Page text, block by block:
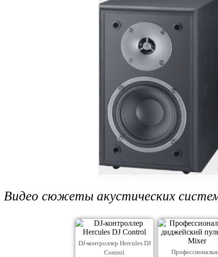
Видео сюжеты акустических
DJ-контроллер Hercules DJ
Control